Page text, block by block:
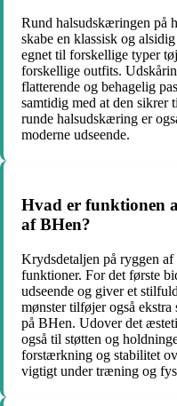
Rund halsudskæringen på
skabe en klassisk og
egnet til forskellige typer
forskellige outfits.
flatterende og behagelig
samtidig med at den
runde halsudskæring er
moderne udseende.
Hvad er funktionen
af ​​BHen?
Krydsdetaljen på ryggen
funktioner. For det første
udseende og giver et
mønster tilføjer også
på BHen. Udover det
også til støtten og
forstærkning og stabilitet
vigtigt under træning og